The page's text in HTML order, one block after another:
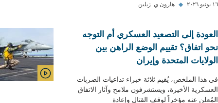
١٦ يونيو ٢٠٢٦ ◆ هارون ي. زيلين
VIDEO
العودة إلى التصعيد العسكري أم التوجه
نحو اتفاق؟ تقييم الوضع الراهن بين
الولايات المتحدة وإيران
في هذا الملخص، يُقيم ثلاثة خبراء تداعيات الضربات
العسكرية الأخيرة، ويستشرفون ملامح وآثار الاتفاق
المُعلن عنه مؤخراً لوقف القتال وإعادة